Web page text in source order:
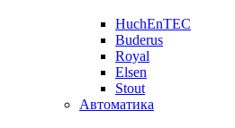
HuchEnTEC
Buderus
Royal
Elsen
Stout
Автоматика